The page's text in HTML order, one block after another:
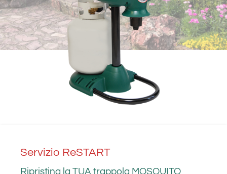
Servizio ReSTART
Ripristina la TUA trappola MOSQUITO